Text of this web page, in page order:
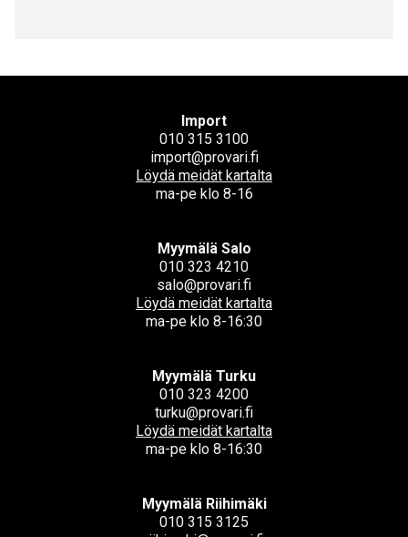
Import
010 315 3100
import@provari.fi
Löydä meidät kartalta
ma-pe klo 8-16
Myymälä Salo
010 323 4210
salo@provari.fi
Löydä meidät kartalta
ma-pe klo 8-16:30
Myymälä Turku
010 323 4200
turku@provari.fi
Löydä meidät kartalta
ma-pe klo 8-16:30
Myymälä Riihimäki
010 315 3125